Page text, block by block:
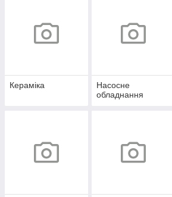
Кераміка
Насосне
обладнання